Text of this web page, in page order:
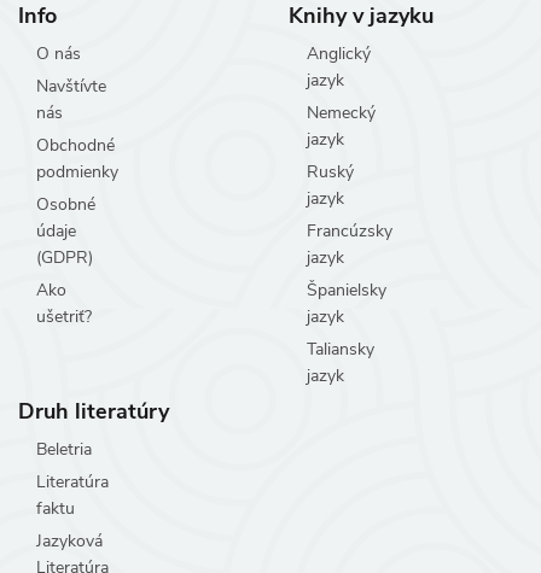
Info
O nás
Navštívte
nás
Obchodné
podmienky
Osobné
údaje
(GDPR)
Ako
ušetriť?
Knihy v jazyku
Anglický
jazyk
Nemecký
jazyk
Ruský
jazyk
Francúzsky
jazyk
Španielsky
jazyk
Taliansky
jazyk
Druh literatúry
Beletria
Literatúra
faktu
Jazyková
Literatúra